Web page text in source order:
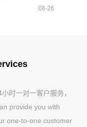
08-26
时一对一客户服务，
provide you with
one-to-one customer